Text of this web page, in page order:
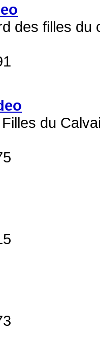
des filles du
du